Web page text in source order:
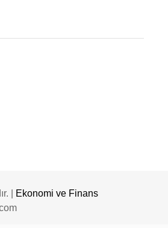
|
Ekonomi ve Finans